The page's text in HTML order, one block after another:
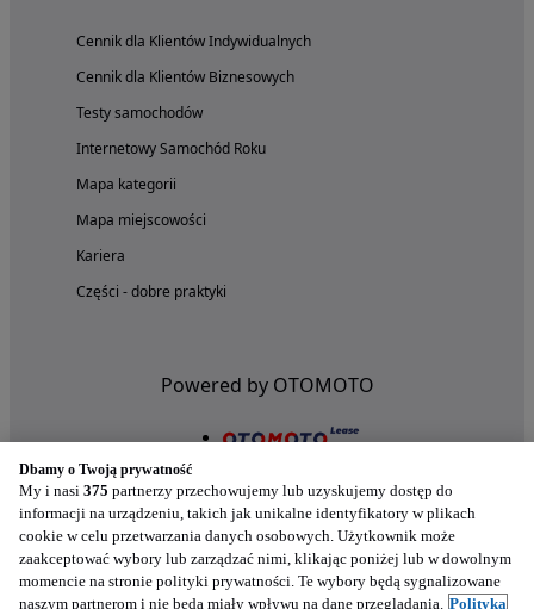
Cennik dla Klientów Indywidualnych
Cennik dla Klientów Biznesowych
Testy samochodów
Internetowy Samochód Roku
Mapa kategorii
Mapa miejscowości
Kariera
Części - dobre praktyki
Powered by OTOMOTO
Dbamy o Twoją prywatność
My i nasi 375 partnerzy przechowujemy lub uzyskujemy dostęp do
informacji na urządzeniu, takich jak unikalne identyfikatory w plikach
cookie w celu przetwarzania danych osobowych. Użytkownik może
zaakceptować wybory lub zarządzać nimi, klikając poniżej lub w dowolnym
momencie na stronie polityki prywatności. Te wybory będą sygnalizowane
naszym partnerom i nie będą miały wpływu na dane przeglądania. Polityka